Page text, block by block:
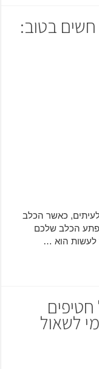
חשים בטוב:
כאשר הכלב
הכלב שלכם
לעשות הוא …
לשאול